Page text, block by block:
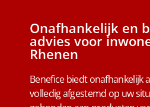
Onafhankelijk en
advies voor
Rhenen
Benefice biedt onafhankelijk
volledig afgestemd op uw